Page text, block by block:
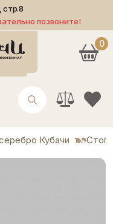
стр.8
позвоните!
0
Кубачи